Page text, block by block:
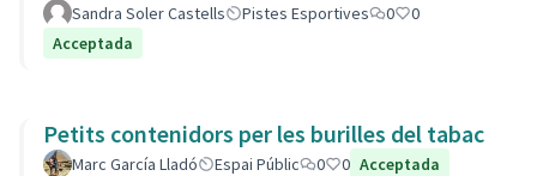
Sandra Soler Castells Pistes Esportives 0
0
Acceptada
Petits contenidors per les burilles del tabac
Marc García Lladó Espai Públic 0 0 Acceptada